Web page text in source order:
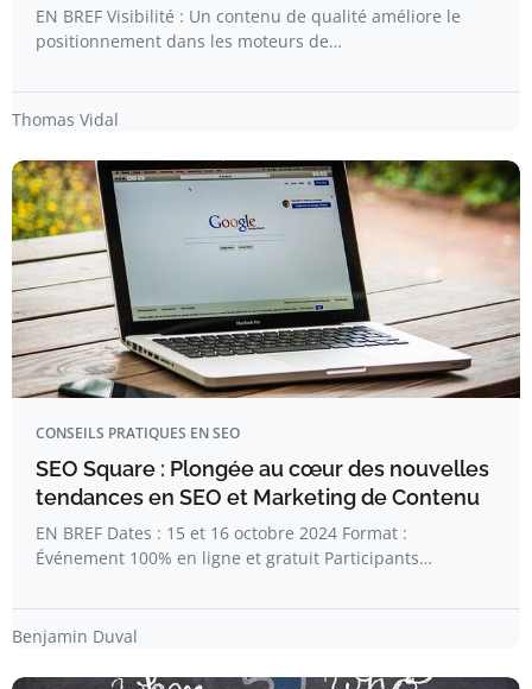
EN BREF Visibilité : Un contenu de qualité améliore le
positionnement dans les moteurs de…
Thomas Vidal
CONSEILS PRATIQUES EN SEO
SEO Square : Plongée au cœur des nouvelles
tendances en SEO et Marketing de Contenu
EN BREF Dates : 15 et 16 octobre 2024 Format :
Événement 100% en ligne et gratuit Participants…
Benjamin Duval